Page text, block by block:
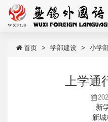
首页 学部建设 小学
上学
新
新城